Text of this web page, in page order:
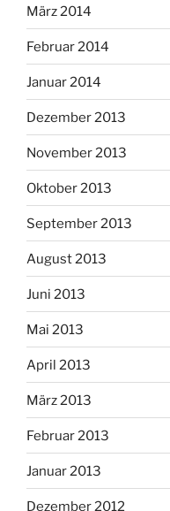
März 2014
Februar 2014
Januar 2014
Dezember 2013
November 2013
Oktober 2013
September 2013
August 2013
Juni 2013
Mai 2013
April 2013
März 2013
Februar 2013
Januar 2013
Dezember 2012